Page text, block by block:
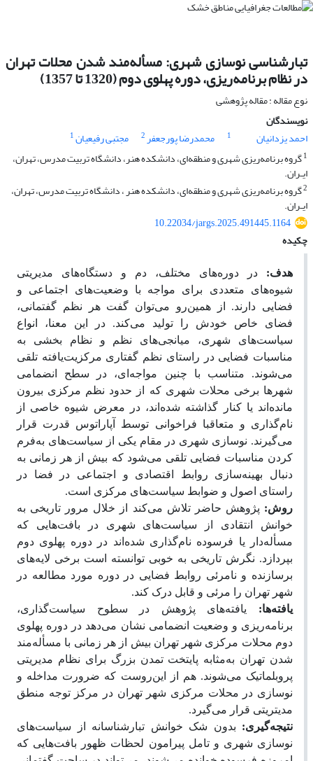
تبارشناسی نوسازی شهری: مسأله‌مند شدن محلات تهران
در نظام برنامه‌ریزی، دوره پهلوی دوم (1320 تا 1357)
نوع مقاله : مقاله پژوهشی
نویسندگان
احمد یزدانیان
1 محمدرضا پورجعفر2 مجتبی رفیعیان1
1گروه برنامه‌ریزی شهری و منطقه‌ای، دانشکده هنر، دانشگاه تربیت مدرس، تهران،
ایـران.
2گروه برنامه‌ریزی شهری و منطقه‌ای، دانشکده هنر ، دانشگاه تربیت مدرس، تهران،
ایـران.
10.22034/jargs.2025.491445.1164
چکیده
هدف: در دوره‌های مختلف، دم و دستگاه‌های مدیریتی
شیوه‌های متعددی برای مواجه با وضعیت‌های اجتماعی و
فضایی دارند. از همین‌رو می‌توان گفت هر نظم گفتمانی،
فضای خاص خودش را تولید می‌کند. در این معنا، انواع
سیاست‌های شهری، میانجی‌های نظم و نظام بخشی به
مناسبات فضایی در راستای نظم گفتاری مرکزیت‌یافته تلقی
می‌شوند. متناسب با چنین مواجه‌ای، در سطح انضمامی
شهرها برخی محلات شهری که از حدود نظم مرکزی بیرون
مانده‌اند یا کنار گذاشته شده‌اند، در معرض شیوه خاصی از
نام‌گذاری و متعاقبا فراخوانی توسط آپاراتوس قدرت قرار
می‌گیرند. نوسازی شهری در مقام یکی از سیاست‌های به‌فرم
کردن مناسبات فضایی تلقی می‌شود که بیش از هر زمانی به
دنبال بهینه‌سازی روابط اقتصادی و اجتماعی در فضا در
راستای اصول و ضوابط سیاست‌های مرکزی است.
روش: پژوهش حاضر تلاش می‌کند از خلال مرور تاریخی به
خوانش انتقادی از سیاست‌های شهری در بافت‌هایی که
مسأله‌دار یا فرسوده نام‌گذاری شده‌اند در دوره پهلوی دوم
بپردازد. نگرش تاریخی به خوبی توانسته است برخی لایه‌های
برسازنده و نامرئی روابط فضایی در دوره مورد مطالعه در
شهر تهران را مرئی و قابل درک کند.
یافته‌ها: یافته‌های پژوهش در سطوح سیاست‌گذاری،
برنامه‌ریزی و وضعیت انضمامی نشان می‌دهد در دوره پهلوی
دوم محلات مرکزی شهر تهران بیش از هر زمانی با مسأله‌مند
شدن تهران به‌مثابه پایتخت تمدن بزرگ برای نظام مدیریتی
پروبلماتیک می‌شوند. هم از این‌روست که ضرورت مداخله و
نوسازی در محلات مرکزی شهر تهران در مرکز توجه منطق
مدیتریتی قرار می‌گیرد.
نتیجه‌گیری: بدون شک خوانش تبارشناسانه از سیاست‌های
نوسازی شهری و تامل پیرامون لحظات ظهور بافت‌هایی که